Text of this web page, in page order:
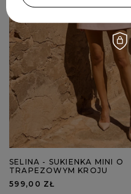
SELINA - SUKIENKA MINI O
TRAPEZOWYM KROJU
599,00 ZŁ